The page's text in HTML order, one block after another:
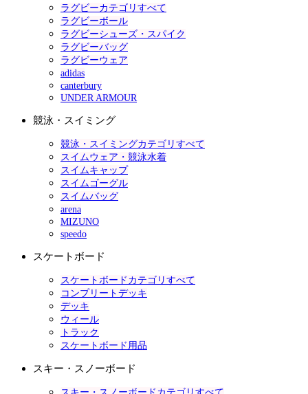
ラグビーカテゴリすべて
ラグビーボール
ラグビーシューズ・スパイク
ラグビーバッグ
ラグビーウェア
adidas
canterbury
UNDER ARMOUR
競泳・スイミング
競泳・スイミングカテゴリすべて
スイムウェア・競泳水着
スイムキャップ
スイムゴーグル
スイムバッグ
arena
MIZUNO
speedo
スケートボード
スケートボードカテゴリすべて
コンプリートデッキ
デッキ
ウィール
トラック
スケートボード用品
スキー・スノーボード